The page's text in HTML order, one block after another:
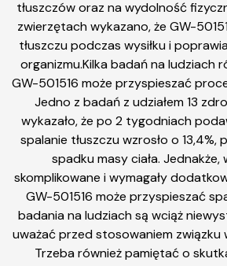
tłuszczów oraz na wydolność
zwierzętach wykazano, że GW-
tłuszczu podczas wysiłku i
organizmu.Kilka badań na ludziach
GW-501516 może przyspieszać
Jedno z badań z udziałem 13
wykazało, że po 2 tygodniach
spalanie tłuszczu wzrosło o 13,4%,
spadku masy ciała. Jednakże,
skomplikowane i wymagały
GW-501516 może przyspieszać
badania na ludziach są wciąż
uważać przed stosowaniem związku
Trzeba również pamiętać o